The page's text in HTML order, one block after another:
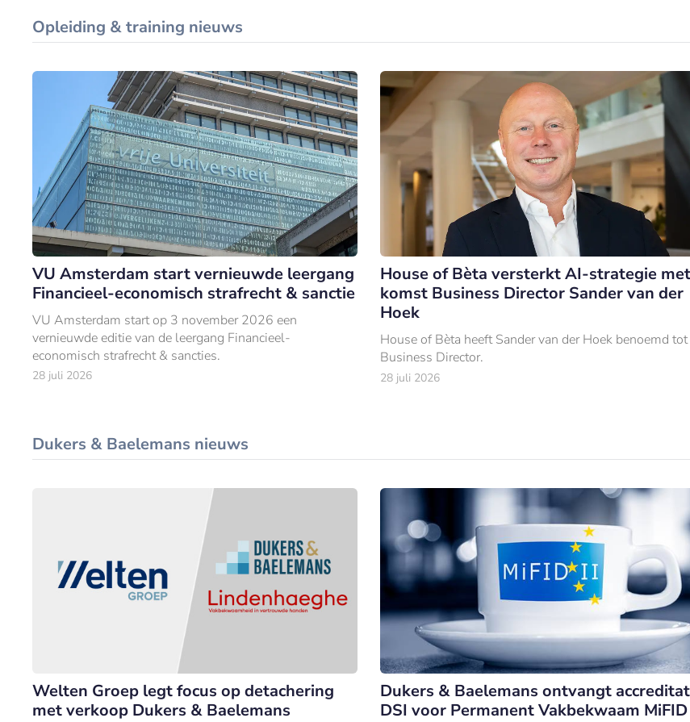
Opleiding & training nieuws
VU Amsterdam start vernieuwde leergang
Financieel-economisch strafrecht & sanctie
VU Amsterdam start op 3 november 2026 een
vernieuwde editie van de leergang Financieel-
economisch strafrecht & sancties.
28 juli 2026
House of Bèta versterkt AI-strategie met
komst Business Director Sander van der
Hoek
House of Bèta heeft Sander van der Hoek benoemd tot
Business Director.
28 juli 2026
Dukers & Baelemans nieuws
Welten Groep legt focus op detachering
met verkoop Dukers & Baelemans
Dukers & Baelemans ontvangt
DSI voor Permanent Vakbekwaam MiFID